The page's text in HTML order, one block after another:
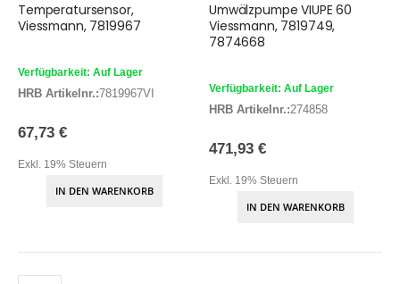
Temperatursensor,
Viessmann, 7819967
Verfügbarkeit: Auf Lager
HRB Artikelnr.:7819967VI
67,73 €
Exkl. 19% Steuern
IN DEN WARENKORB
Umwälzpumpe VIUPE 60
Viessmann, 7819749,
7874668
Verfügbarkeit: Auf Lager
HRB Artikelnr.:274858
471,93 €
Exkl. 19% Steuern
IN DEN WARENKORB